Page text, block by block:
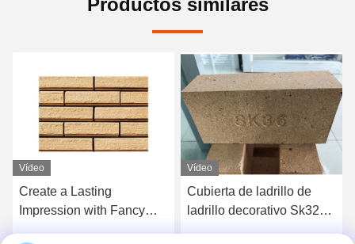
Productos similares
Vídeo
Create a Lasting
Impression with Fancy
Vídeo
Cubierta de ladrillo de
ladrillo decorativo Sk32